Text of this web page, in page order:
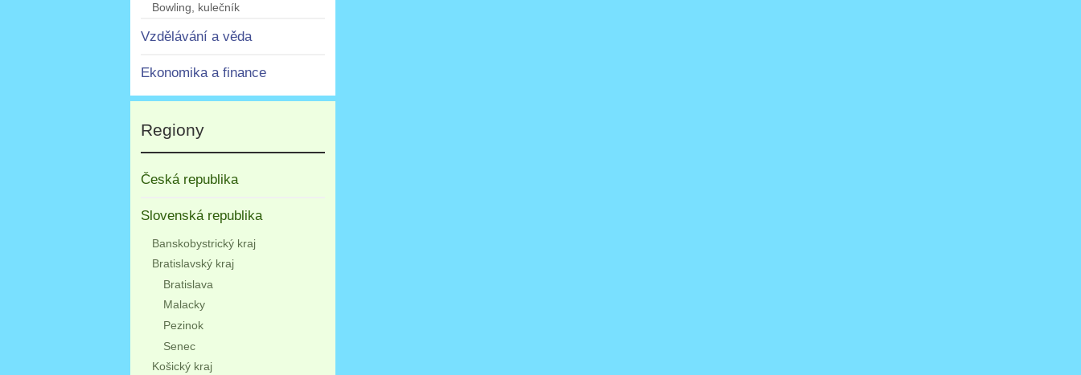
Bowling, kulečník
Vzdělávání a věda
Ekonomika a finance
Regiony
Česká republika
Slovenská republika
Banskobystrický kraj
Bratislavský kraj
Bratislava
Malacky
Pezinok
Senec
Košický kraj